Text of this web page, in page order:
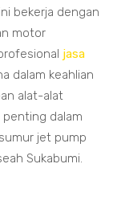
bekerja dengan
motor
jasa
dalam keahlian
alat-alat
dalam
jet pump
Sukabumi.